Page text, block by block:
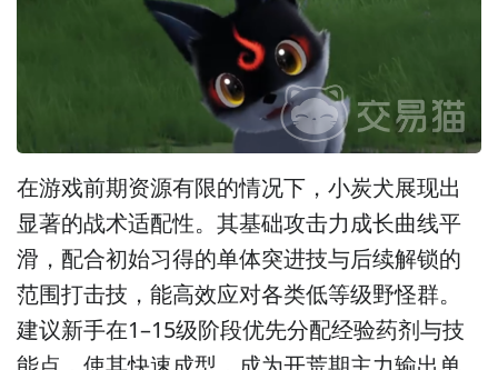
在游戏前期资源有限的情况下，小炭犬展现出
显著的战术适配性。其基础攻击力成长曲线平
滑，配合初始习得的单体突进技与后续解锁的
范围打击技，能高效应对各类低等级野怪群。
建议新手在1–15级阶段优先分配经验药剂与技